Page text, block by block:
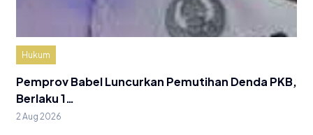
Hukum
Pemprov Babel Luncurkan Pemutihan Denda PKB,
Berlaku 1…
2 Aug 2026